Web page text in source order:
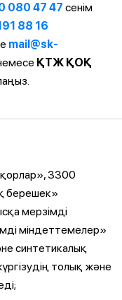
080 47 47 сенім
88 16
mail@sk-
ҚТЖ ҚОҚ
3300
берешек»
мерзімді
міндеттемелер»
синтетикалық
толық және